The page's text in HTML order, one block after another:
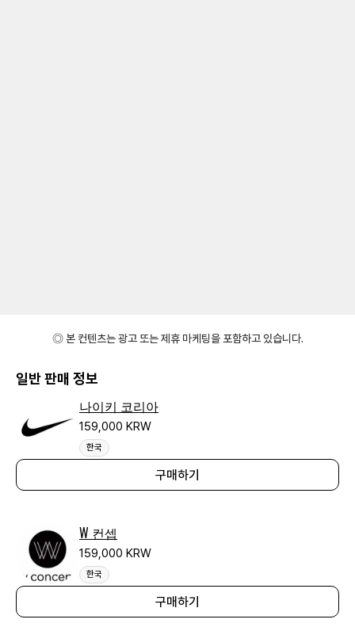
◎ 본 컨텐츠는 광고 또는 제휴 마케팅을 포함하고 있습니다.
일반 판매 정보
나이키 코리아
159,000 KRW
한국
구매하기
W 컨셉
159,000 KRW
한국
구매하기